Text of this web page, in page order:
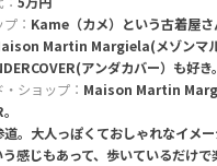
： Kame（カメ）という古着屋さ
Martin Margiela(メゾンマ
アンダカバー）も好き。
ショップ： Maison Martin
道。大人っぽくておしゃれなイメ
感じもあって、歩いているだけで